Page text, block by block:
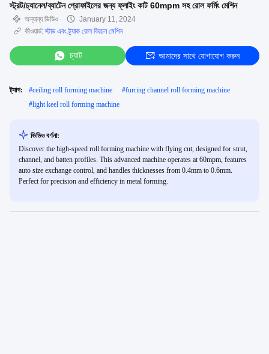
স্ট্রট/চ্যানেল/ব্যাটেন প্রোফাইলের জন্য ফ্লাইং কাট 60mpm সহ রোল ফর্মিং মেশিন
অন্যান্য ভিডিও
January 11, 2024
কীওয়ার্ড:স্টাড এবং ট্র্যাক রোল বিরচন মেশিন
চ্যাট আমাদের সাথে যোগাযোগ করুন
ট্যাগ: #ceiling roll forming machine #furring channel roll forming machine
#light keel roll forming machine
ভিডিও বর্ণনা:
Discover the high-speed roll forming machine with flying cut, designed for strut,
channel, and batten profiles. This advanced machine operates at 60mpm, features
auto size exchange control, and handles thicknesses from 0.4mm to 0.6mm.
Perfect for precision and efficiency in metal forming.